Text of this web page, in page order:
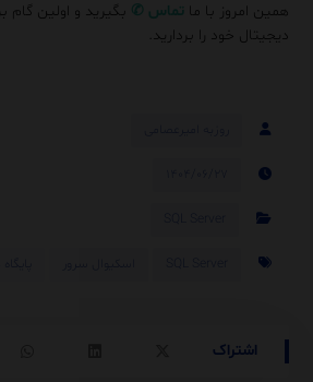
همین امروز با ما تماس ✆ بگیرید و اولین گام
دیجیتال خود را بردارید.